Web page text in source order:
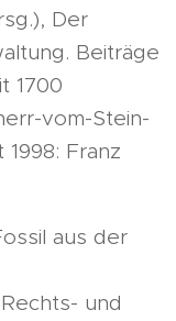
Der
Beiträge
1700
vom-Stein-
Franz
aus der
und